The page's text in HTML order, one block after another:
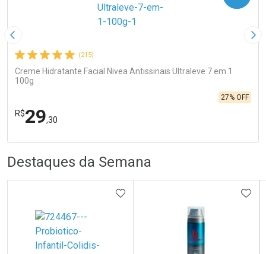
Imagem Anterior
(215)
Creme Hidratante Facial Nivea Antissinais Ultraleve 7 em 1
100g
R$29,30
27% OFF
Laboratório
Por Menos
Destaques da Semana
ADICIONAR AOS FAVORITOS